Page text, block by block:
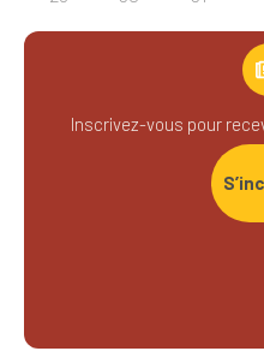
Inscrivez-vous pour